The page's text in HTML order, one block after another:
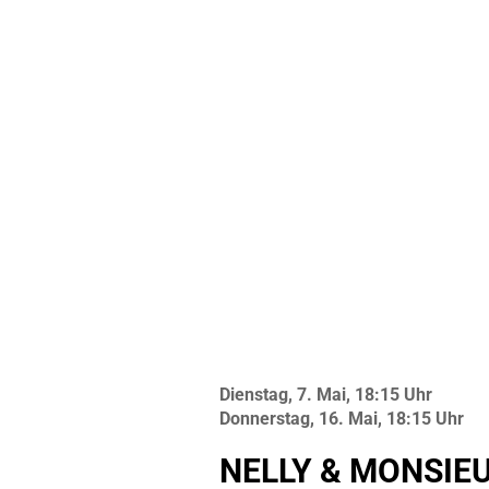
Dienstag, 7. Mai, 18:15 Uhr
Donnerstag, 16. Mai, 18:15 Uhr
NELLY &